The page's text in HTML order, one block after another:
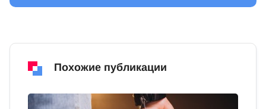
Похожие публикации